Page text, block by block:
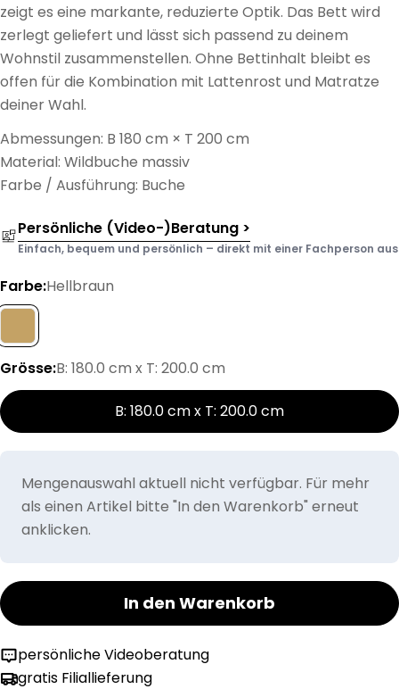
zeigt es eine markante, reduzierte Optik. Das Bett wird
zerlegt geliefert und lässt sich passend zu deinem
Wohnstil zusammenstellen. Ohne Bettinhalt bleibt es
offen für die Kombination mit Lattenrost und Matratze
deiner Wahl.
Abmessungen: B 180 cm × T 200 cm
Material: Wildbuche massiv
Farbe / Ausführung: Buche
Persönliche (Video-)Beratung >
Einfach, bequem und persönlich – direkt mit einer Fachperson aus
Farbe:Hellbraun
Grösse:B: 180.0 cm x T: 200.0 cm
B: 180.0 cm x T: 200.0 cm
Mengenauswahl aktuell nicht verfügbar. Für mehr
als einen Artikel bitte "In den Warenkorb" erneut
anklicken.
In den Warenkorb
persönliche Videoberatung
gratis Filiallieferung